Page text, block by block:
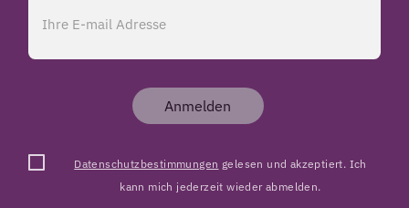
Anmelden
Datenschutzbestimmungen gelesen und akzeptiert. Ich
kann mich jederzeit wieder abmelden.